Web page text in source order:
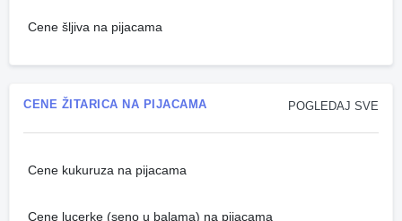
Cene šljiva na pijacama
POGLEDAJ SVE
CENE ŽITARICA NA PIJACAMA
Cene kukuruza na pijacama
Cene lucerke (seno u balama) na pijacama